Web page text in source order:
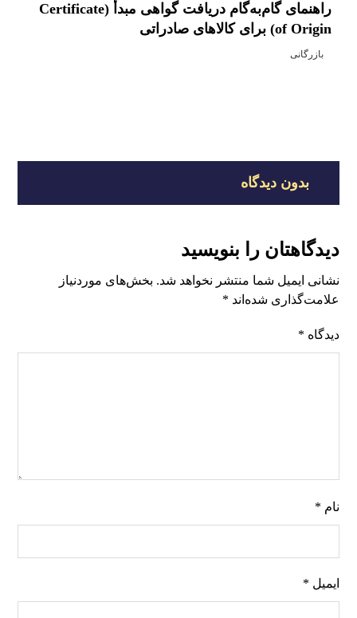
راهنمای گام‌به‌گام دریافت گواهی مبدأ (Certificate
of Origin) برای کالاهای صادراتی
بازرگانی
بدون دیدگاه
دیدگاهتان را بنویسید
نشانی ایمیل شما منتشر نخواهد شد. بخش‌های موردنیاز
علامت‌گذاری شده‌اند *
دیدگاه *
نام *
ایمیل *